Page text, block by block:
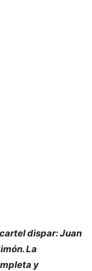
dispar: Juan
La
y